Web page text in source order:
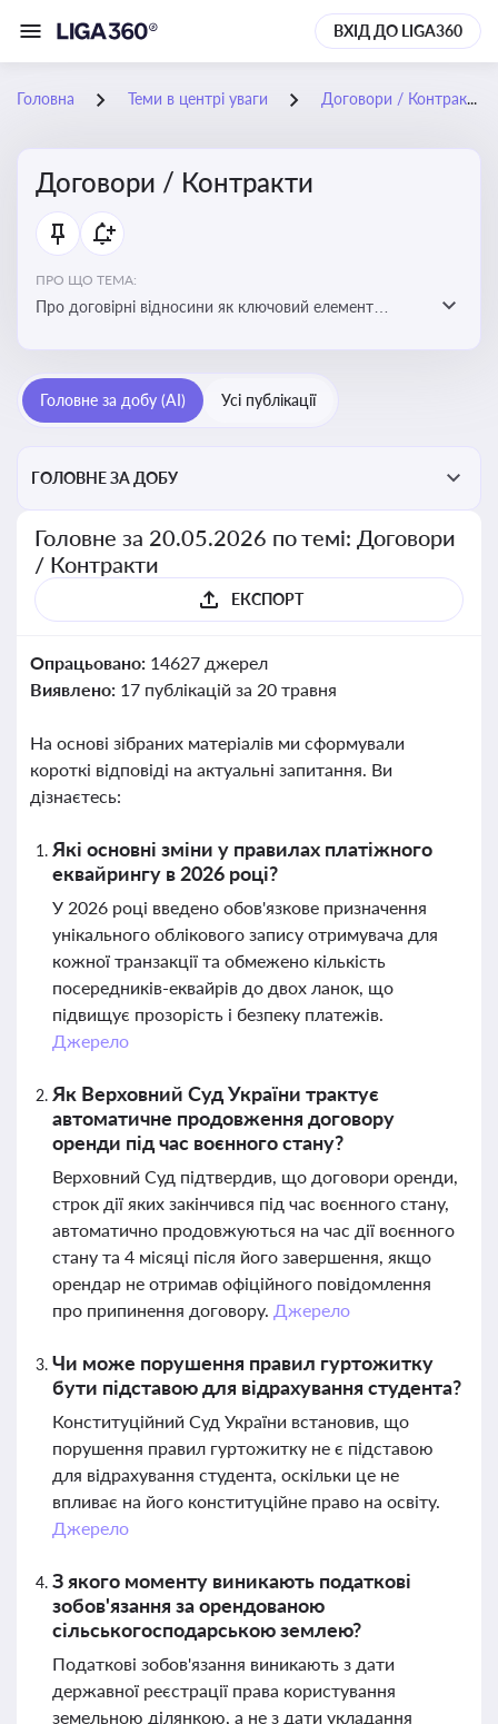
ВХІД ДО LIGA360
Головна Теми в центрі уваги Договори / Контракти
Договори / Контракти
ПРО ЩО ТЕМА:
Про договірні відносини як ключовий елемент
зобов’язань за договором та розірвання договору
Головне за добу (AI) Усі публікації
ГОЛОВНЕ ЗА ДОБУ
Головне за 20.05.2026 по темі: Договори
/ Контракти
ЕКСПОРТ
Опрацьовано: 14627 джерел
Виявлено: 17 публікацій за 20 травня
На основі зібраних матеріалів ми сформували
короткі відповіді на актуальні запитання. Ви
дізнаєтесь:
Які основні зміни у правилах платіжного
еквайрингу в 2026 році?
У 2026 році введено обов'язкове призначення
унікального облікового запису отримувача для
кожної транзакції та обмежено кількість
посередників-еквайрів до двох ланок, що
підвищує прозорість і безпеку платежів.
Джерело
Як Верховний Суд України трактує
автоматичне продовження договору
оренди під час воєнного стану?
Верховний Суд підтвердив, що договори оренди,
строк дії яких закінчився під час воєнного стану,
автоматично продовжуються на час дії воєнного
стану та 4 місяці після його завершення, якщо
орендар не отримав офіційного повідомлення
про припинення договору. Джерело
Чи може порушення правил гуртожитку
бути підставою для відрахування студента?
Конституційний Суд України встановив, що
порушення правил гуртожитку не є підставою
для відрахування студента, оскільки це не
впливає на його конституційне право на освіту.
Джерело
З якого моменту виникають податкові
зобов'язання за орендованою
сільськогосподарською землею?
Податкові зобов'язання виникають з дати
державної реєстрації права користування
земельною ділянкою, а не з дати укладання